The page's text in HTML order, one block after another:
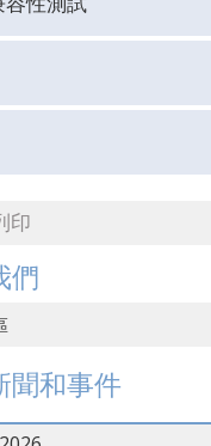
印
們
聞和事件